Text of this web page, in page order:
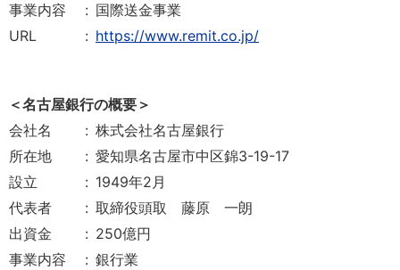
事業内容
: 国際送金事業
URL
: https://www.remit.co.jp/
＜名古屋銀行の概要＞
会社名
: 株式会社名古屋銀行
所在地
: 愛知県名古屋市中区錦3-19-17
設立
: 1949年2月
代表者
: 取締役頭取 藤原 一朗
出資金
: 250億円
事業内容
: 銀行業